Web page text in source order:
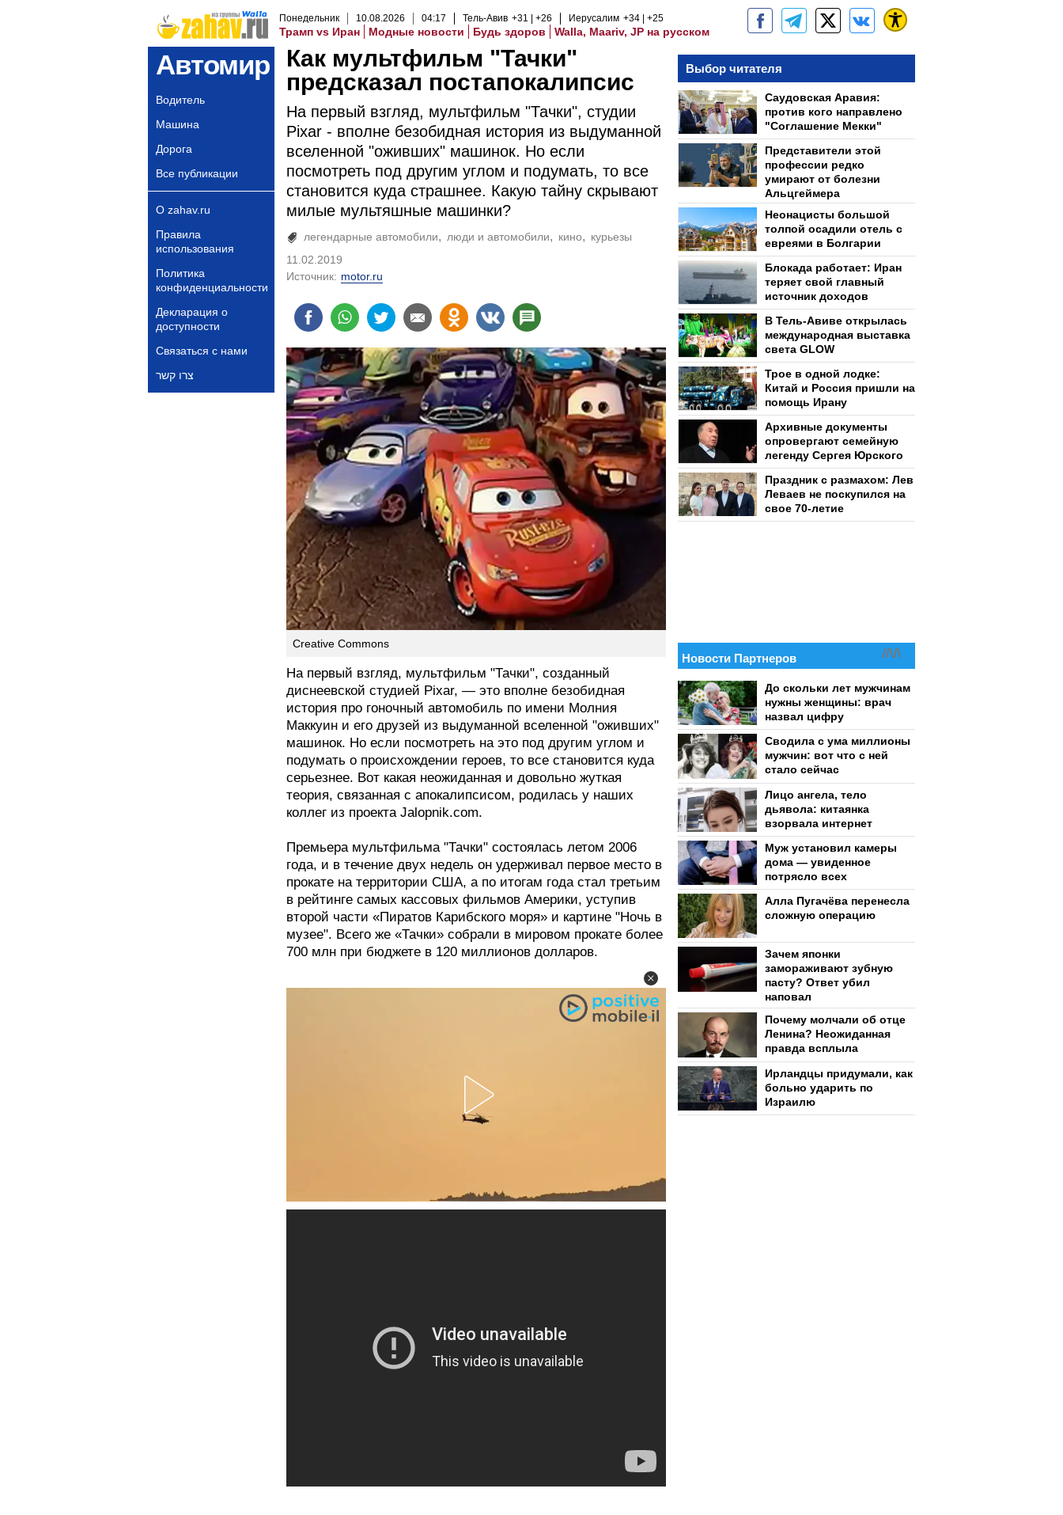
Понедельник 10.08.2026 04:17 Тель-Авив +31 +26 Иерусалим +34 +25
Трамп vs Иран Модные новости Будь здоров Walla, Maariv, JP на русском
Автомир
Водитель
Машина
Дорога
Все публикации
О zahav.ru
Правила
использования
Политика
конфиденциальности
Декларация о
доступности
Связаться с нами
צרו קשר
Как мультфильм "Тачки"
предсказал постапокалипсис
На первый взгляд, мультфильм "Тачки", студии
Pixar - вполне безобидная история из выдуманной
вселенной "оживших" машинок. Но если
посмотреть под другим углом и подумать, то все
становится куда страшнее. Какую тайну скрывают
милые мультяшные машинки?
легендарные автомобили люди и автомобили кино
курьезы
11.02.2019
Источник: motor.ru
Creative Commons
На первый взгляд, мультфильм "Тачки", созданный
диснеевской студией Pixar, — это вполне безобидная
история про гоночный автомобиль по имени Молния
Маккуин и его друзей из выдуманной вселенной "оживших"
машинок. Но если посмотреть на это под другим углом и
подумать о происхождении героев, то все становится куда
серьезнее. Вот какая неожиданная и довольно жуткая
теория, связанная с апокалипсисом, родилась у наших
коллег из проекта Jalopnik.com.
Премьера мультфильма "Тачки" состоялась летом 2006
года, и в течение двух недель он удерживал первое место в
прокате на территории США, а по итогам года стал третьим
в рейтинге самых кассовых фильмов Америки, уступив
второй части «Пиратов Карибского моря» и картине "Ночь в
музее". Всего же «Тачки» собрали в мировом прокате более
700 млн при бюджете в 120 миллионов долларов.
Выбор читателя
Саудовская Аравия:
против кого направлено
"Соглашение Мекки"
Представители этой
профессии редко
умирают от болезни
Альцгеймера
Неонацисты большой
толпой осадили отель с
евреями в Болгарии
Блокада работает: Иран
теряет свой главный
источник доходов
В Тель-Авиве открылась
международная выставка
света GLOW
Трое в одной лодке:
Китай и Россия пришли на
помощь Ирану
Архивные документы
опровергают семейную
легенду Сергея Юрского
Праздник с размахом: Лев
Леваев не поскупился на
свое 70-летие